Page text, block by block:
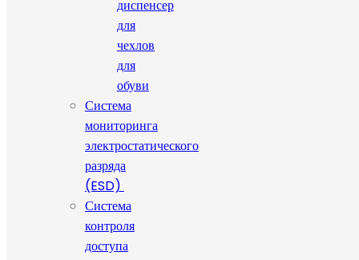
диспенсер
для
чехлов
для
обуви
Система
мониторинга
электростатического
разряда
(ESD)
Система
контроля
доступа